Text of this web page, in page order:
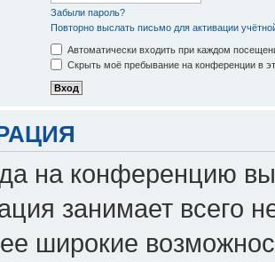
Забыли пароль?
Повторно выслать письмо для активации
Автоматически входить при каждом
Скрыть моё пребывание на конференции в
на конференцию
занимает всего
широкие